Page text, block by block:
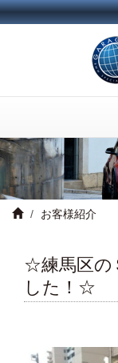
お客様紹介
☆練馬区の
した！☆